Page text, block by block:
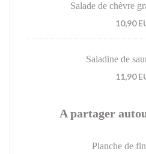
Salade de chèvre
10,90
Saladine de
11,90
A partager
Planche de